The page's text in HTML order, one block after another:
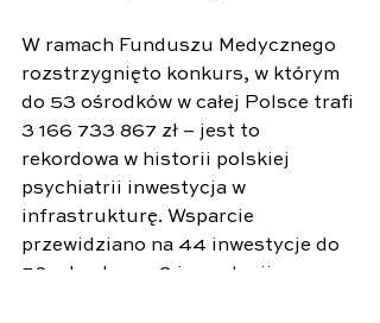
W ramach Funduszu Medycznego
rozstrzygnięto konkurs, w którym
do 53 ośrodków w całej Polsce trafi
3 166 733 867 zł – jest to
rekordowa w historii polskiej
psychiatrii inwestycja w
infrastrukturę. Wsparcie
przewidziano na 44 inwestycje do
50 mln zł oraz 9 inwestycji o